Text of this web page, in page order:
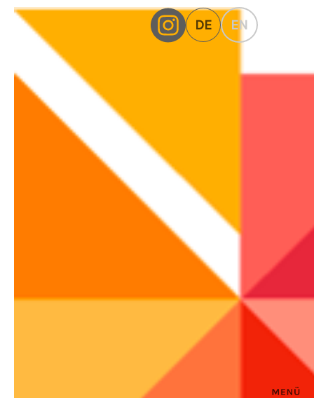
DE EN